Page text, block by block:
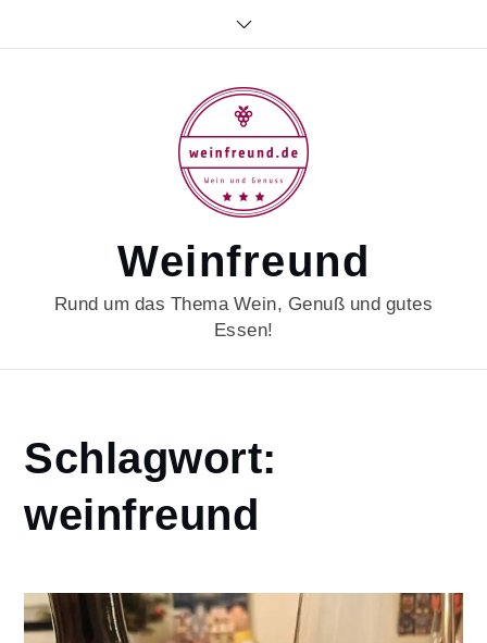
Weinfreund
Rund um das Thema Wein, Genuß und gutes
Essen!
Home
weinfreund
Schlagwort:
weinfreund